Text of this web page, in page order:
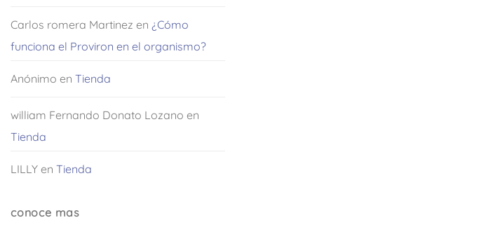
Carlos romera Martinez en ¿Cómo
funciona el Proviron en el organismo?
Anónimo en Tienda
william Fernando Donato Lozano en
Tienda
LILLY en Tienda
conoce mas